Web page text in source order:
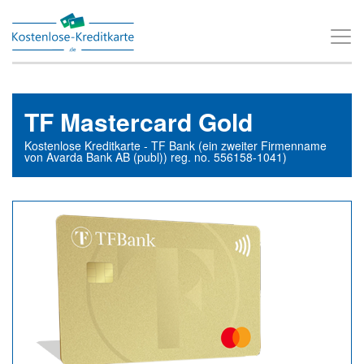
T
o
n
a
TF Mastercard Gold
Kostenlose Kreditkarte - TF Bank (ein zweiter Firmenname
von Avarda Bank AB (publ)) reg. no. 556158-1041)